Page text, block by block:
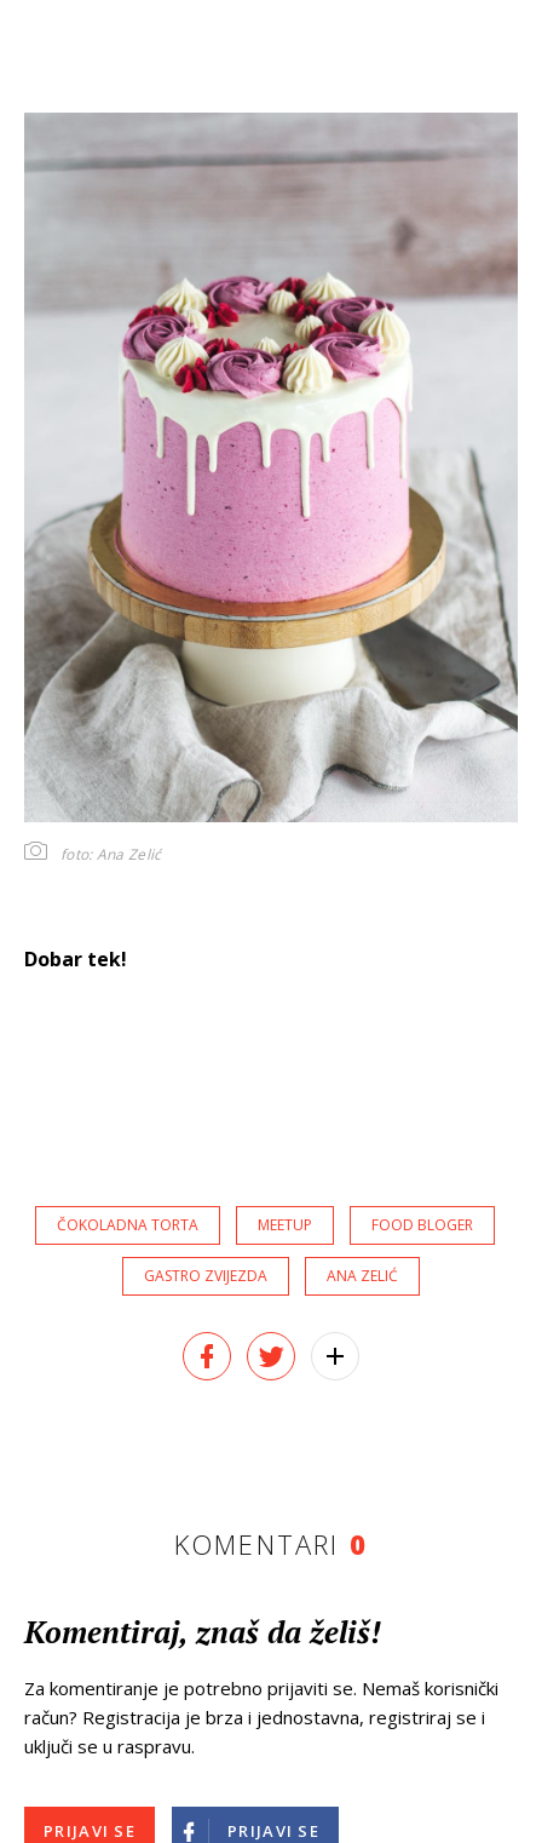
foto: Ana Zelić
Dobar tek!
ČOKOLADNA TORTA MEETUP FOOD BLOGER
GASTRO ZVIJEZDA ANA ZELIĆ
KOMENTARI 0
Komentiraj, znaš da želiš!
Za komentiranje je potrebno prijaviti se. Nemaš korisnički
račun? Registracija je brza i jednostavna, registriraj se i
uključi se u raspravu.
PRIJAVI SE PRIJAVI SE